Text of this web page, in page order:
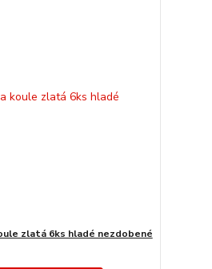
zlatá 6ks hladé nezdobené